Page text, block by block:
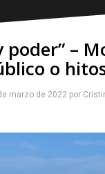
poder” –
o
marzo de 2022 por